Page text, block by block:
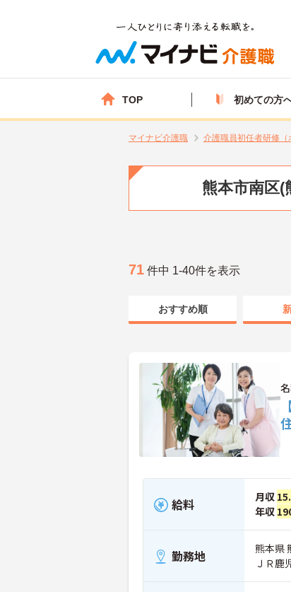
TOP 初めての方
マイナビ介護職 介護職員初任者研修（
熊本市南区(
71 件中 1-40件を表示
おすすめ順
給料 月収
年収
勤務地
熊本県
ＪＲ鹿